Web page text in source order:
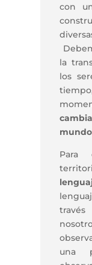
con
la
los
mundo
Para
una